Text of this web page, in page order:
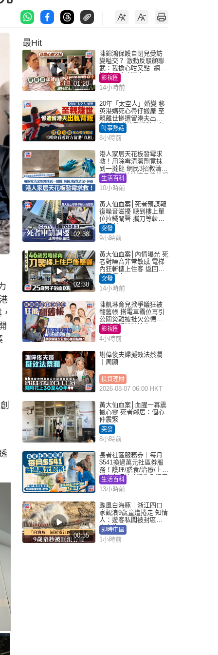
最Hit
01:20
陳錦鴻保護自閉兒受訪
變嗌交？ 激動反駁顏聯
武：我擔心咁又點 網民
批主持咄咄逼人
影視圈
14小時前
20年「太空人」婚變 移
英港媽死心帶仔搬屋 至
親離世慘遭留港夫出軌
背叛 苦嘆終看透對方留
港「真相」｜Juicy叮
時事熱話
8小時前
港人家居天花板發霉求
救！用除霉清潔劑竟抹
到一撻撻 網民3招教清潔
+保養 本地油漆品牌曾提
醒勿用1物防變色
生活百科
10小時前
02:38
黃大仙血案│死者預謀報
復噪音滋擾 聽到樓上單
位拉鐵閘聲 攜刀等𨋢伏
擊傷者
突發
9小時前
02:38
黃大仙血案│內情曝光 死
者對噪音非常敏感 電梯
內狂斬樓上住客 返回住
所墮樓亡
突發
14小時前
陳凱琳育兒掀爭議狂被
翻舊帳 搭電車霸位再引
公關災難被批欠公德心
網民質疑扮貼地？
影視圈
4小時前
謝偉俊夫婦擬效法蔡瀾
｜周顯
投資理財
2026-08-07 06:00 HKT
黃大仙血案│血腥一幕震
撼心靈 死者鄰居：個心
仲震緊
突發
8小時前
長者社區服務券｜每月
$541換過萬元社區券服
務！護理/膳食/治療/上門
或中心任揀 1條件免資產
審查（附申請資格及教
學）
生活百科
13小時前
00:35
颱風白海豚︱浙江四口
家觀浪9歲童遭捲走 知情
人：遊客私闖被封區域
︱有片
即時中國
1小時前